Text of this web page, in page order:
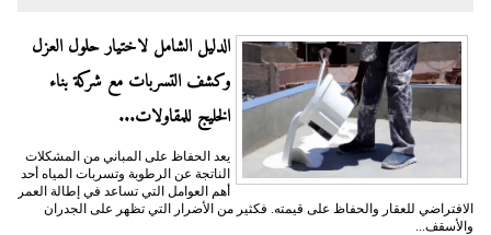
الدليل الشامل لاختيار حلول العزل
وكشف التسربات مع شركة بناء
الخليج للمقاولات...
يعد الحفاظ على المباني من المشكلات
الناتجة عن الرطوبة وتسربات المياه أحد
أهم العوامل التي تساعد في إطالة العمر
الافتراضي للعقار والحفاظ على قيمته. فكثير من الأضرار التي تظهر على الجدران
والأسقف...